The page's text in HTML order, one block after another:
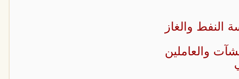
النفط والغاز
والعاملين